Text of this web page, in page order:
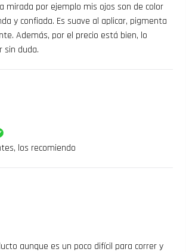
mirada por ejemplo mis ojos son de color
y confiada. Es suave al aplicar, pigmenta
Además, por el precio está bien, lo
sin duda.
los recomiendo
aunque es un poco difícil para correr y